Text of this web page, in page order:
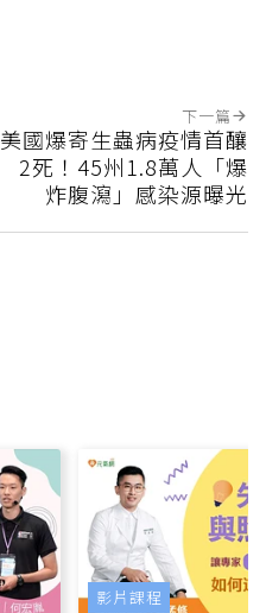
下一篇
美國爆寄生蟲病疫情首釀
2死！45州1.8萬人「爆
炸腹瀉」感染源曝光
影片課程